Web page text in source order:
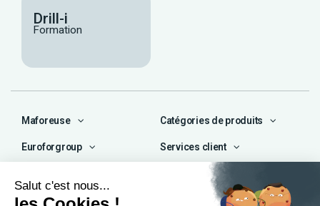
Drill-i
Formation
Maforeuse Catégories de produits
Euroforgroup Services client